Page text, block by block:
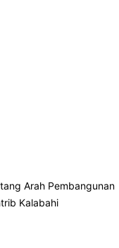
Arah Pembangunan
Kalabahi